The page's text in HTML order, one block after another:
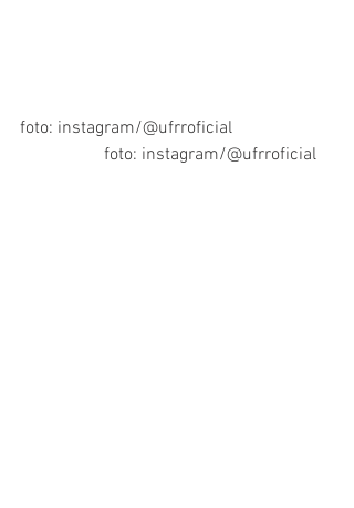
foto: instagram/@ufrroficial
                   foto: instagram/@ufrroficial